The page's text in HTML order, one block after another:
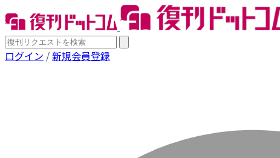
ログイン /新規会員登録